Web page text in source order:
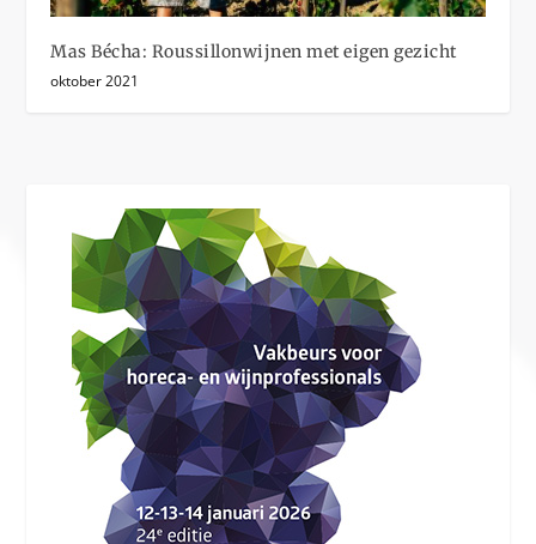
Mas Bécha: Roussillonwijnen met eigen gezicht
oktober 2021